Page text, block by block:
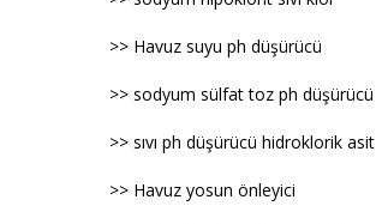
>> Havuz suyu ph düşürücü
>> sodyum sülfat toz ph düşürücü
>> sıvı ph düşürücü hidroklorik asit
>> Havuz yosun önleyici